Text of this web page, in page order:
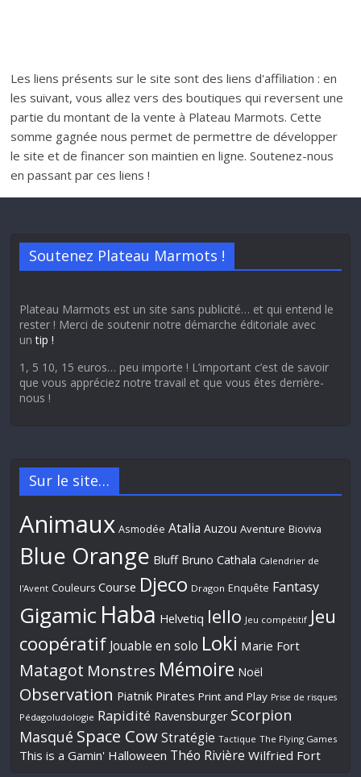
Les liens présents sur le site sont des liens d'affiliation : en
les suivant, vous allez vers des boutiques qui reversent une
partie du montant de la vente à Plateau Marmots. Cette
somme gagnée nous permet de permettre de développer
le site et de financer son maintien en ligne. Soutenez-nous
en passant par ces liens !
Soutenez Plateau Marmots !
Plateau Marmots est un site sans publicité… et qui entend le
rester ! Merci de soutenir notre démarche éditoriale avec
untip !
1, 5 10, 15 euros… peu importe ! L’important c’est de savoir
que vous appréciez notre travail et que vous êtes derrière-
nous !
Sur le site…
Animaux Asmodée Atalia Auzou Aventure Bioviva
Blue Orange Bluff Bruno Cathala Calendrier de
l'Avent Couleurs Course Djeco Dragon Enquête Fantasy
Gigamic Haba Helvetiq Iello Jeu compétitif Jeu
coopératif Jouable en solo Loki Marie Fort
Matagot Monstres Mémoire Noël
Observation Piatnik Pirates Print and Play Prise de risques
Pédagoludologie Rapidité Ravensburger Scorpion
Masqué Space Cow Stratégie Tactique The Flying Games
This is a Gamin' Halloween Théo Rivière Wilfried Fort